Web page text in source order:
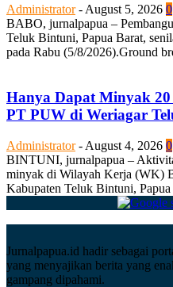
Administrator - August 5, 2026 0
BABO, jurnalpapua –
Teluk Bintuni, Papua Barat,
pada Rabu (5/8/2026).Ground
Hanya Dapat Minyak
PT PUW di Weriagar
Administrator - August 4, 2026 0
BINTUNI, jurnalpapua –
minyak di Wilayah Kerja (WK)
Kabupaten Teluk Bintuni,
Jurnalpapua.id hadir sebagai
yang menyajikan berita yang
gampang dipahami.